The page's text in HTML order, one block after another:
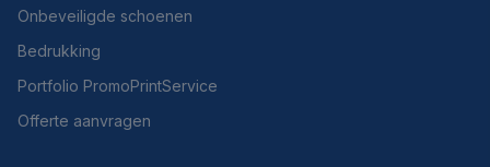
Onbeveiligde schoenen
Bedrukking
Portfolio PromoPrintService
Offerte aanvragen